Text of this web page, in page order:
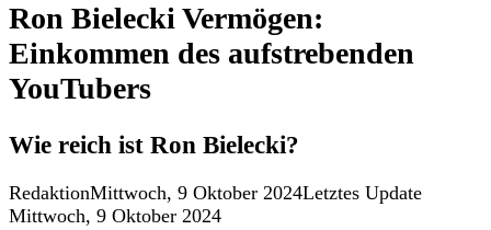
Ron Bielecki Vermögen:
Einkommen des aufstrebenden
YouTubers
Wie reich ist Ron Bielecki?
RedaktionMittwoch, 9 Oktober 2024Letztes Update
Mittwoch, 9 Oktober 2024